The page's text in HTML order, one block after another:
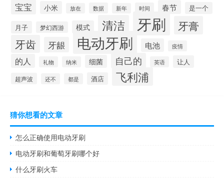
宝宝 小米 放在 数据 新年 时间 春节 是一个
月子 梦幻西游 模式 清洁 牙刷 牙膏
牙齿 牙龈 电动牙刷 电池 疫情
的人 礼物 纳米 细菌 自己的 英语 让人
超声波 还不 都是 酒店 飞利浦
猜你想看的文章
怎么正确使用电动牙刷
电动牙刷和葡萄牙刷哪个好
什么牙刷火车